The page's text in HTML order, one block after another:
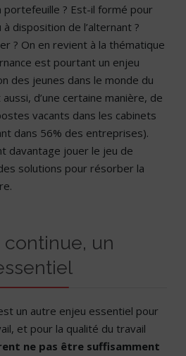
portefeuille ? Est-il formé pour
disposition de l’alternant ?
? On en revient à la thématique
est pourtant un enjeu
des jeunes dans le monde du
d’une certaine manière, de
vacants dans les cabinets
dans 56% des entreprises).
davantage jouer le jeu de
solutions pour résorber la
un
un autre enjeu essentiel pour
et pour la qualité du travail
ne pas être suffisamment